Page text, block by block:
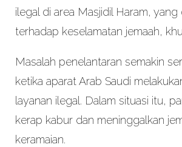
ilegal di area Masjidil Haram, yang
terhadap keselamatan jemaah,
Masalah penelantaran semakin
ketika aparat Arab Saudi
layanan ilegal. Dalam situasi itu,
kerap kabur dan meninggalkan
keramaian.